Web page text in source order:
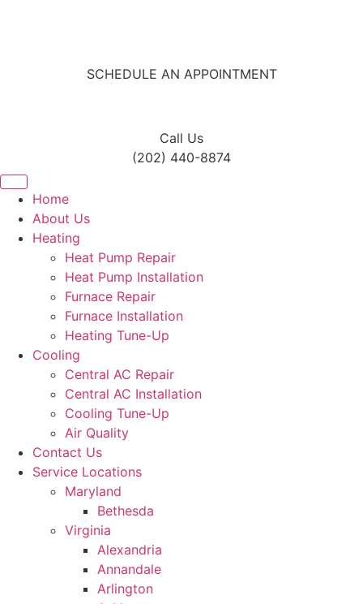
SCHEDULE AN APPOINTMENT
Call Us
(202) 440-8874
Home
About Us
Heating
Heat Pump Repair
Heat Pump Installation
Furnace Repair
Furnace Installation
Heating Tune-Up
Cooling
Central AC Repair
Central AC Installation
Cooling Tune-Up
Air Quality
Contact Us
Service Locations
Maryland
Bethesda
Virginia
Alexandria
Annandale
Arlington